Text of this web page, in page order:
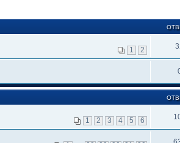
1 2
1 2 3 4 5 6